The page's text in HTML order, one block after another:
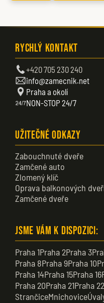
Rychlý kontakt
+420 705 230 240
info@zamecnik.net
Praha a okolí
NON-STOP 24/7
Užitečné odkazy
Zabouchnuté dveře
Zamčené auto
Zlomený klíč
Oprava balkonových
Zamčené dveře
Jsme vám k dispozici:
Praha 1Praha 2Praha 3
Praha 8Praha 9Praha 10
Praha 14Praha 15Praha 16
Praha 20Praha 21Praha 22
StrančiceMnichovice